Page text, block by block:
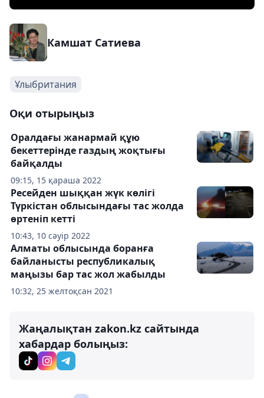
Камшат Сатиева
Ұлыбритания
Оқи отырыңыз
09:15, 15 қараша 2022
Оралдағы жанармай құю
бекеттерінде газдың жоқтығы
байқалды
10:43, 10 сәуір 2022
Ресейден шыққан жүк көлігі
Түркістан облысындағы тас жолда
өртеніп кетті
10:32, 25 желтоқсан 2021
Алматы облысында боранға
байланысты республикалық
маңызы бар тас жол жабылды
Жаңалықтан zakon.kz сайтында
хабардар болыңыз: